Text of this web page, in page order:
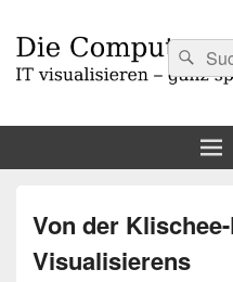
Suchen
nach:
Von der
Visualisierens